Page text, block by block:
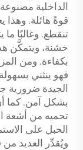
الداخلية
قوةً هائلة. وهذا
تنقطع. وغالبًا
خشنة، ويتمكَّن
بكفاءة. ومن
فهو ينثني
الجيدة
بشكل آمن. كما
تحميه من أشعة
الحبل على
ويُقدِّر العديد